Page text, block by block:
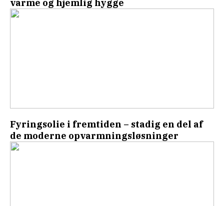
varme og hjemlig hygge
Fyringsolie i fremtiden – stadig en del af
de moderne opvarmningsløsninger